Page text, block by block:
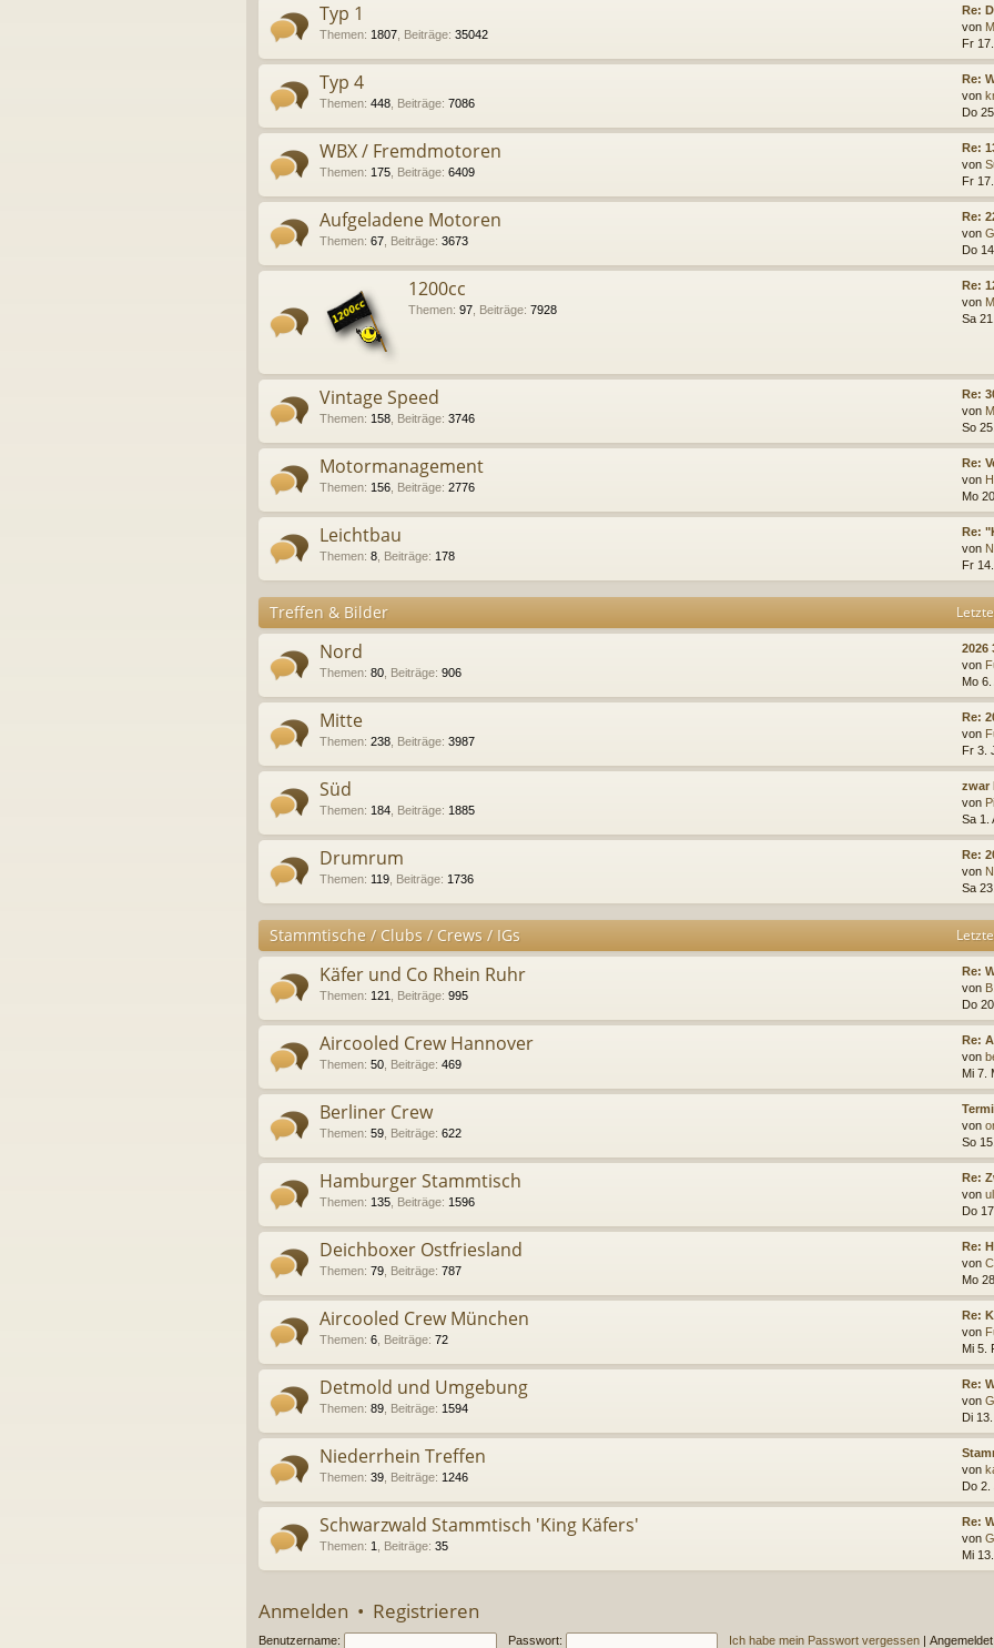
Typ 1
Themen: 1807 Beiträge: 35042
Re:
von
Fr
Typ 4
Themen: 448 Beiträge: 7086
Re:
von
Do
WBX / Fremdmotoren
Themen: 175 Beiträge: 6409
Re:
von
Fr
Aufgeladene Motoren
Themen: 67 Beiträge: 3673
Re:
von
Do
1200cc
Themen: 97 Beiträge: 7928
Re:
von
Sa
Vintage Speed
Themen: 158 Beiträge: 3746
Re:
von
So
Motormanagement
Themen: 156 Beiträge: 2776
Re:
von
Mo
Leichtbau
Themen: 8 Beiträge: 178
Re:
von
Fr
Treffen & Bilder
Nord
Themen: 80 Beiträge: 906
2026
von
Mo
Mitte
Themen: 238 Beiträge: 3987
Re:
von
Fr 3.
Süd
Themen: 184 Beiträge: 1885
zwar
von
Sa 1.
Drumrum
Themen: 119 Beiträge: 1736
Re:
von
Sa
Stammtische / Clubs / Crews / IGs
Käfer und Co Rhein Ruhr
Themen: 121 Beiträge: 995
Re:
von
Do
Aircooled Crew Hannover
Themen: 50 Beiträge: 469
Re:
von
Mi 7.
Berliner Crew
Themen: 59 Beiträge: 622
von
So
Hamburger Stammtisch
Themen: 135 Beiträge: 1596
Re:
von
Do
Deichboxer Ostfriesland
Themen: 79 Beiträge: 787
Re:
von
Mo
Aircooled Crew München
Themen: 6 Beiträge: 72
Re:
von
Mi 5.
Detmold und Umgebung
Themen: 89 Beiträge: 1594
Re:
von
Di
Niederrhein Treffen
Themen: 39 Beiträge: 1246
von
Do 2.
Schwarzwald Stammtisch 'King Käfers'
Themen: 1 Beiträge: 35
Re:
von
Mi
Anmelden • Registrieren
Benutzername: Passwort: Ich habe mein Passwort vergessen